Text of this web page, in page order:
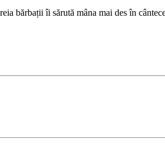
bărbații îi sărută mâna mai des în